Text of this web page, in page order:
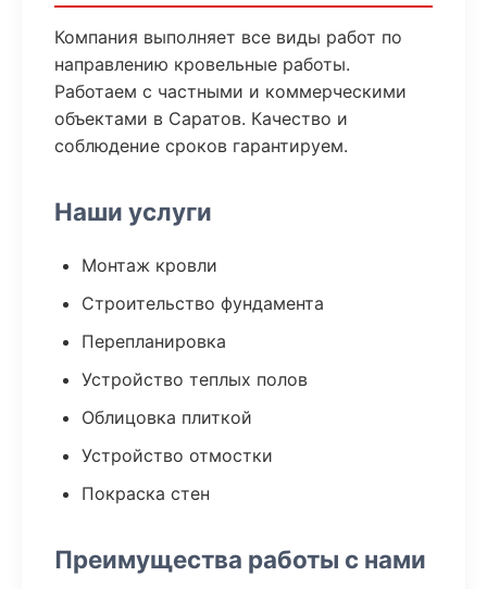
Компания выполняет все виды работ по
направлению кровельные работы.
Работаем с частными и коммерческими
объектами в Саратов. Качество и
соблюдение сроков гарантируем.
Наши услуги
Монтаж кровли
Строительство фундамента
Перепланировка
Устройство теплых полов
Облицовка плиткой
Устройство отмостки
Покраска стен
Преимущества работы с нами